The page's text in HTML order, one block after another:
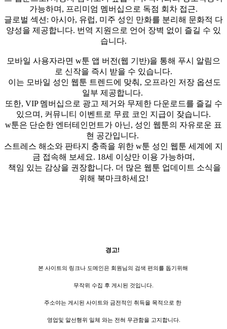
가능하며, 프리미엄 멤버십으로 독점 회차 접근.
글로벌 섹션: 아시아, 유럽, 미주 성인 만화를 분리해 문화적 다
양성을 제공합니다. 번역 지원으로 언어 장벽 없이 즐길 수 있
습니다.
모바일 사용자라면 w툰 앱 버전(웹 기반)을 통해 푸시 알림으
로 신작을 즉시 받을 수 있습니다.
이는 모바일 성인 웹툰 트렌드에 맞춰, 오프라인 저장 옵션도
일부 제공합니다.
또한, VIP 멤버십으로 광고 제거와 무제한 다운로드를 즐길 수
있으며, 커뮤니티 이벤트로 무료 코인 지급이 잦습니다.
w툰은 단순한 엔터테인먼트가 아닌, 성인 웹툰의 자유로운 표
현 공간입니다.
스트레스 해소와 판타지 충족을 위한 w툰 성인 웹툰 세계에 지
금 접속해 보세요. 18세 이상만 이용 가능하며,
책임 있는 감상을 권장합니다. 더 많은 웹툰 업데이트 소식을
위해 북마크하세요!
경고!
본 사이트의 링크나 도메인은 회원님의 검색 편의를 돕기위해
무작위 수집 후 게시된 것입니다.
주소야는 게시된 사이트와 금전적인 취득을 목적으로 한
영업및 알선행위 일체 와는 전혀 무관함을 고지합니다.